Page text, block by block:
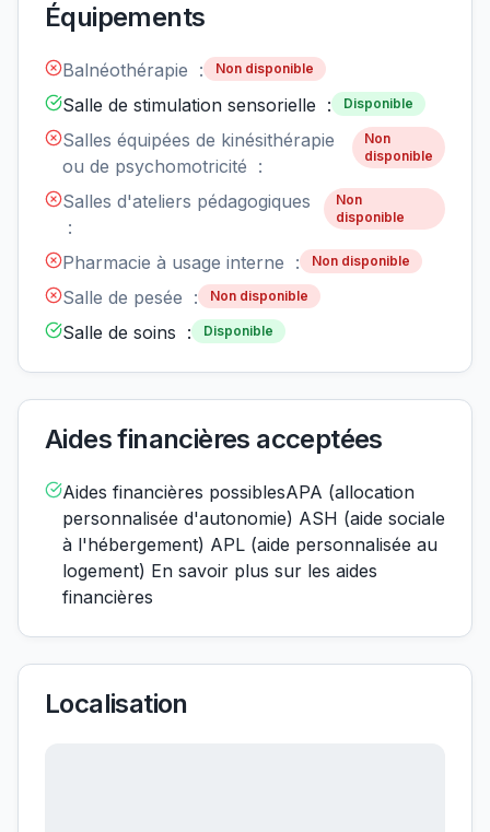
Équipements
Balnéothérapie : Non disponible
Salle de stimulation sensorielle : Disponible
Salles équipées de kinésithérapie
ou de psychomotricité :
Non
disponible
Salles d'ateliers pédagogiques
:
Non
disponible
Pharmacie à usage interne : Non disponible
Salle de pesée : Non disponible
Salle de soins : Disponible
Aides financières acceptées
Aides financières possiblesAPA (allocation
personnalisée d'autonomie) ASH (aide sociale
à l'hébergement) APL (aide personnalisée au
logement) En savoir plus sur les aides
financières
Localisation